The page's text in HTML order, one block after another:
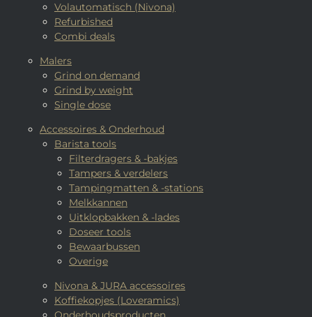
Volautomatisch (Nivona)
Refurbished
Combi deals
Malers
Grind on demand
Grind by weight
Single dose
Accessoires & Onderhoud
Barista tools
Filterdragers & -bakjes
Tampers & verdelers
Tampingmatten & -stations
Melkkannen
Uitklopbakken & -lades
Doseer tools
Bewaarbussen
Overige
Nivona & JURA accessoires
Koffiekopjes (Loveramics)